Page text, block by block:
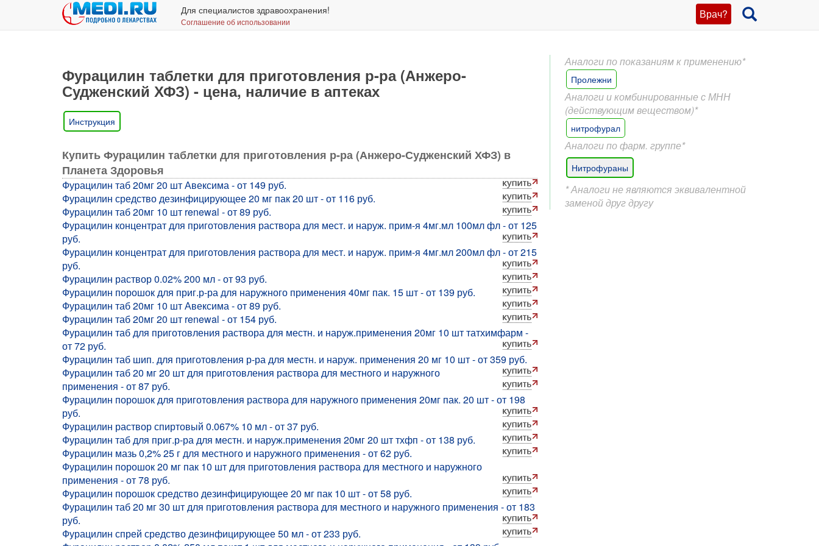
Врач?
Для специалистов здравоохранения!
Соглашение об использовании
Фурацилин таблетки для приготовления р-ра (Анжеро-
Судженский ХФЗ) - цена, наличие в аптеках
Инструкция
Купить Фурацилин таблетки для приготовления р-ра (Анжеро-Судженский ХФЗ) в
Планета Здоровья
Фурацилин таб 20мг 20 шт Авексима - от 149 руб.
Фурацилин средство дезинфицирующее 20 мг пак 20 шт - от 116 руб.
Фурацилин таб 20мг 10 шт renewal - от 89 руб.
Фурацилин концентрат для приготовления раствора для мест. и наруж. прим-я 4мг.мл 100мл фл - от 125
руб.
Фурацилин концентрат для приготовления раствора для мест. и наруж. прим-я 4мг.мл 200мл фл - от 215
руб.
Фурацилин раствор 0.02% 200 мл - от 93 руб.
Фурацилин порошок для приг.р-ра для наружного применения 40мг пак. 15 шт - от 139 руб.
Фурацилин таб 20мг 10 шт Авексима - от 89 руб.
Фурацилин таб 20мг 20 шт renewal - от 154 руб.
Фурацилин таб для приготовления раствора для местн. и наруж.применения 20мг 10 шт татхимфарм -
от 72 руб.
Фурацилин таб шип. для приготовления р-ра для местн. и наруж. применения 20 мг 10 шт - от 359 руб.
Фурацилин таб 20 мг 20 шт для приготовления раствора для местного и наружного
применения - от 87 руб.
Фурацилин порошок для приготовления раствора для наружного применения 20мг пак. 20 шт - от 198
руб.
Фурацилин раствор спиртовый 0.067% 10 мл - от 37 руб.
Фурацилин таб для приг.р-ра для местн. и наруж.применения 20мг 20 шт тхфп - от 138 руб.
Фурацилин мазь 0,2% 25 г для местного и наружного применения - от 62 руб.
Фурацилин порошок 20 мг пак 10 шт для приготовления раствора для местного и наружного
применения - от 78 руб.
Фурацилин порошок средство дезинфицирующее 20 мг пак 10 шт - от 58 руб.
Фурацилин таб 20 мг 30 шт для приготовления раствора для местного и наружного применения - от 183
руб.
Фурацилин спрей средство дезинфицирующее 50 мл - от 233 руб.
Аналоги по показаниям к применению*
Пролежни
Аналоги и комбинированные с МНН
(действующим веществом)*
нитрофурал
Аналоги по фарм. группе*
Нитрофураны
* Аналоги не являются эквивалентной
заменой друг другу